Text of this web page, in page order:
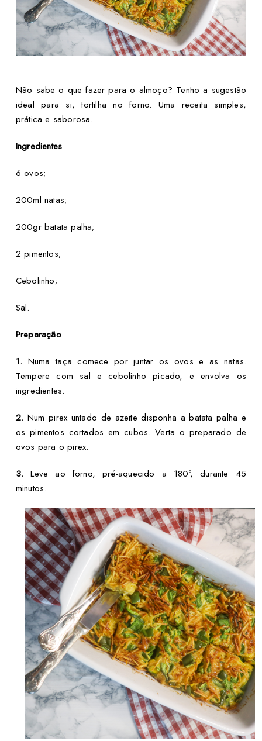
Não sabe o que fazer para o almoço? Tenho a sugestão
ideal para si, tortilha no forno. Uma receita simples,
prática e saborosa.
Ingredientes
6 ovos;
200ml natas;
200gr batata palha;
2 pimentos;
Cebolinho;
Sal.
Preparação
1. Numa taça comece por juntar os ovos e as natas.
Tempere com sal e cebolinho picado, e envolva os
ingredientes.
2. Num pirex untado de azeite disponha a batata palha e
os pimentos cortados em cubos. Verta o preparado de
ovos para o pirex.
3. Leve ao forno, pré-aquecido a 180º, durante 45
minutos.